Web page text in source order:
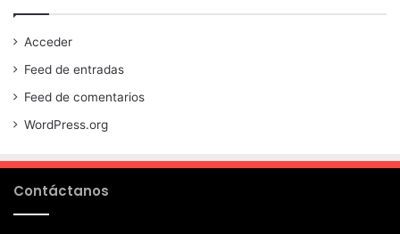
Acceder
Feed de entradas
Feed de comentarios
WordPress.org
Contáctanos